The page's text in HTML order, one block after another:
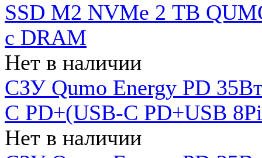
SSD M2 NVMe 2 ТB
c DRAM
Нет в наличии
СЗУ Qumo Energy PD
C PD+(USB-C PD+USB
Нет в наличии